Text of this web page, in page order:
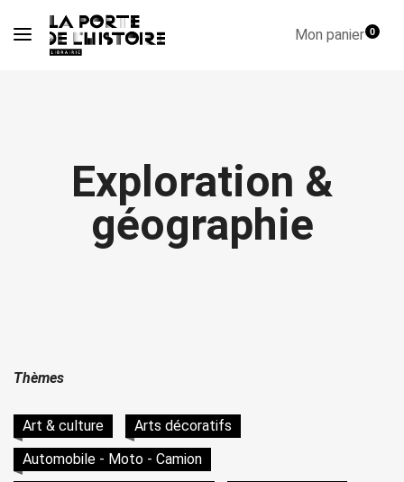
Mon panier0
Exploration &
géographie
Thèmes
Art & culture
Arts décoratifs
Automobile - Moto - Camion